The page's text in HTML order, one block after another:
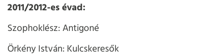
2011/2012-es évad:
Szophoklész: Antigoné
Örkény István: Kulcskeresők